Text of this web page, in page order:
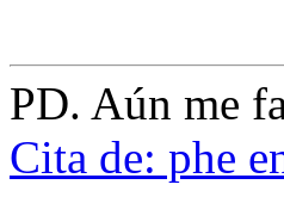
PD. Aún me
Cita de: phe